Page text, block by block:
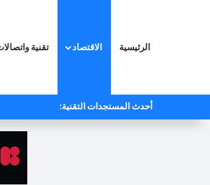
الرئيسية الاقتصاد تقنية
أحدث المستجدات التقنية: